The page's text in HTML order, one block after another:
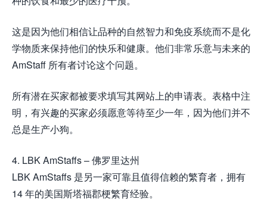
这是因为他们相信让品种的自然智力和免疫系统而不是化
学物质来保持他们的快乐和健康。他们非常乐意与未来的
AmStaff 所有者讨论这个问题。
所有潜在买家都被要求填写其网站上的申请表。表格中注
明，有兴趣的买家必须愿意等待至少一年，因为他们并不
总是生产小狗。
4. LBK AmStaffs – 佛罗里达州
LBK AmStaffs 是另一家可靠且值得信赖的繁育者，拥有
14 年的美国斯塔福郡梗繁育经验。